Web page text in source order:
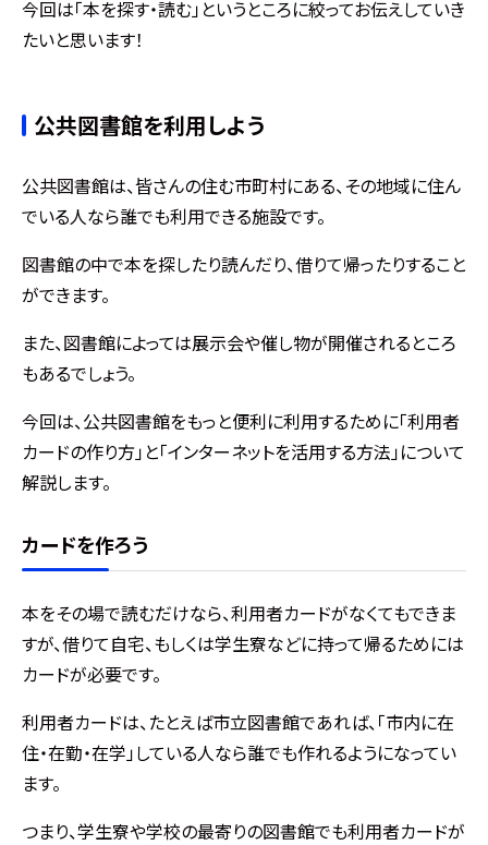
今回は「本を探す・読む」というところに絞ってお伝えしていき
たいと思います！
公共図書館を利用しよう
公共図書館は、皆さんの住む市町村にある、その地域に住ん
でいる人なら誰でも利用できる施設です。
図書館の中で本を探したり読んだり、借りて帰ったりすること
ができます。
また、図書館によっては展示会や催し物が開催されるところ
もあるでしょう。
今回は、公共図書館をもっと便利に利用するために「利用者
カードの作り方」と「インターネットを活用する方法」について
解説します。
カードを作ろう
本をその場で読むだけなら、利用者カードがなくてもできま
すが、借りて自宅、もしくは学生寮などに持って帰るためには
カードが必要です。
利用者カードは、たとえば市立図書館であれば、「市内に在
住・在勤・在学」している人なら誰でも作れるようになってい
ます。
つまり、学生寮や学校の最寄りの図書館でも利用者カードが